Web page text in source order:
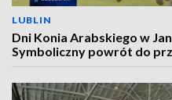
LUBLIN
Dni Konia Arabskiego w
Symboliczny powrót do